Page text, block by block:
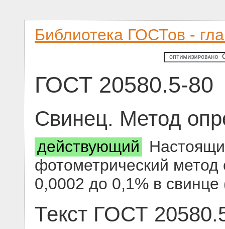
Библиотека ГОСТов -
ГОСТ 20580.5-80
Свинец. Метод
действующий
фотометрический
0,0002 до 0,1% в
Текст ГОСТ